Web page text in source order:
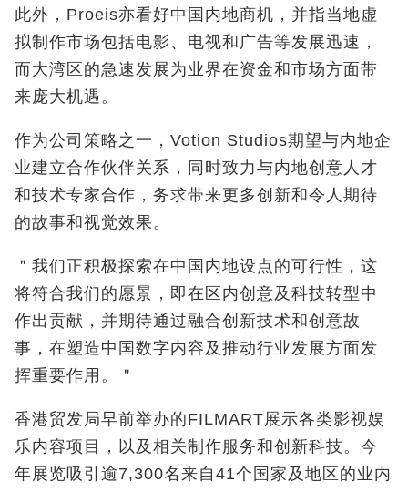
此外，Proeis亦看好中国内地商机，并指当地虚
拟制作市场包括电影、电视和广告等发展迅速，
而大湾区的急速发展为业界在资金和市场方面带
来庞大机遇。
作为公司策略之一，Votion Studios期望与内地企
业建立合作伙伴关系，同时致力与内地创意人才
和技术专家合作，务求带来更多创新和令人期待
的故事和视觉效果。
＂我们正积极探索在中国内地设点的可行性，这
将符合我们的愿景，即在区内创意及科技转型中
作出贡献，并期待通过融合创新技术和创意故
事，在塑造中国数字内容及推动行业发展方面发
挥重要作用。＂
香港贸发局早前举办的FILMART展示各类影视娱
乐内容项目，以及相关制作服务和创新科技。今
年展览吸引逾7,300名来自41个国家及地区的业内